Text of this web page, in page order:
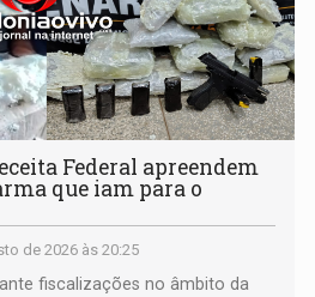
Federal apreendem
que iam para o
de 2026 às 20:25
fiscalizações no âmbito da